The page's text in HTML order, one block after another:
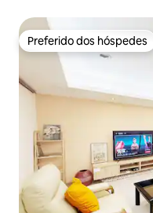
Preferido dos hóspedes
Preferido dos hóspedes